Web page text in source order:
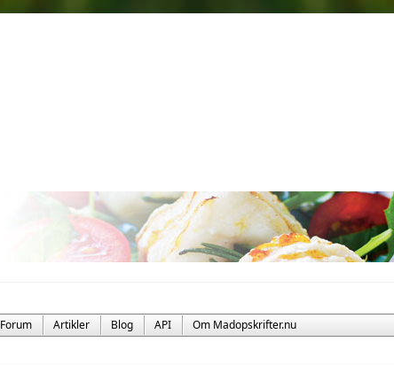
Forum Artikler Blog API Om Madopskrifter.nu